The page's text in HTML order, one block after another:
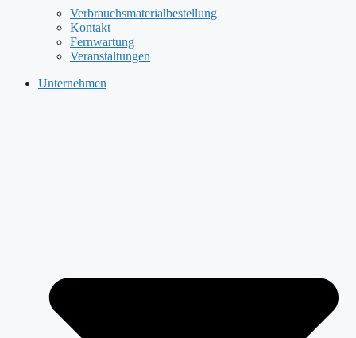
Verbrauchsmaterialbestellung
Kontakt
Fernwartung
Veranstaltungen
Unternehmen